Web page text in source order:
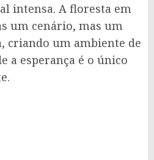
intensa. A floresta em
um cenário, mas um
criando um ambiente de
a esperança é o único